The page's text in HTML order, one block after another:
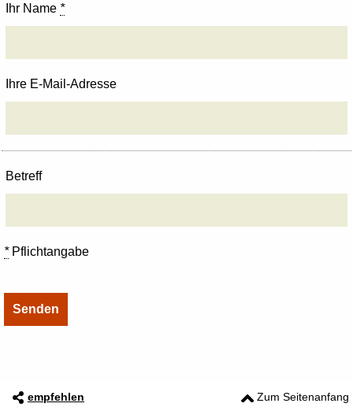
Ihr Name *
Ihre E-Mail-Adresse
Betreff
*Pflichtangabe
empfehlen Zum Seitenanfang